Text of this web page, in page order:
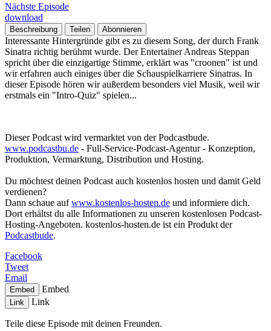
Nächste Episode
download
Beschreibung Teilen Abonnieren
Interessante Hintergründe gibt es zu diesem Song, der durch Frank
Sinatra richtig berühmt wurde. Der Entertainer Andreas Steppan
spricht über die einzigartige Stimme, erklärt was "croonen" ist und
wir erfahren auch einiges über die Schauspielkarriere Sinatras. In
dieser Episode hören wir außerdem besonders viel Musik, weil wir
erstmals ein "Intro-Quiz" spielen...
Dieser Podcast wird vermarktet von der Podcastbude.
www.podcastbu.de - Full-Service-Podcast-Agentur - Konzeption,
Produktion, Vermarktung, Distribution und Hosting.
Du möchtest deinen Podcast auch kostenlos hosten und damit Geld
verdienen?
Dann schaue aufwww.kostenlos-hosten.de und informiere dich.
Dort erhältst du alle Informationen zu unseren kostenlosen Podcast-
Hosting-Angeboten. kostenlos-hosten.de ist ein Produkt der
Podcastbude.
Facebook
Tweet
Email
Embed Embed
Link Link
Teile diese Episode mit deinen Freunden.